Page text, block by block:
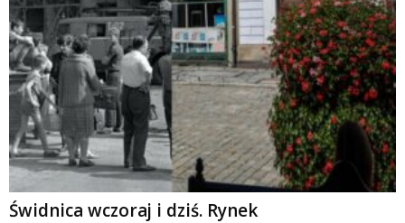
Świdnica wczoraj i dziś. Rynek